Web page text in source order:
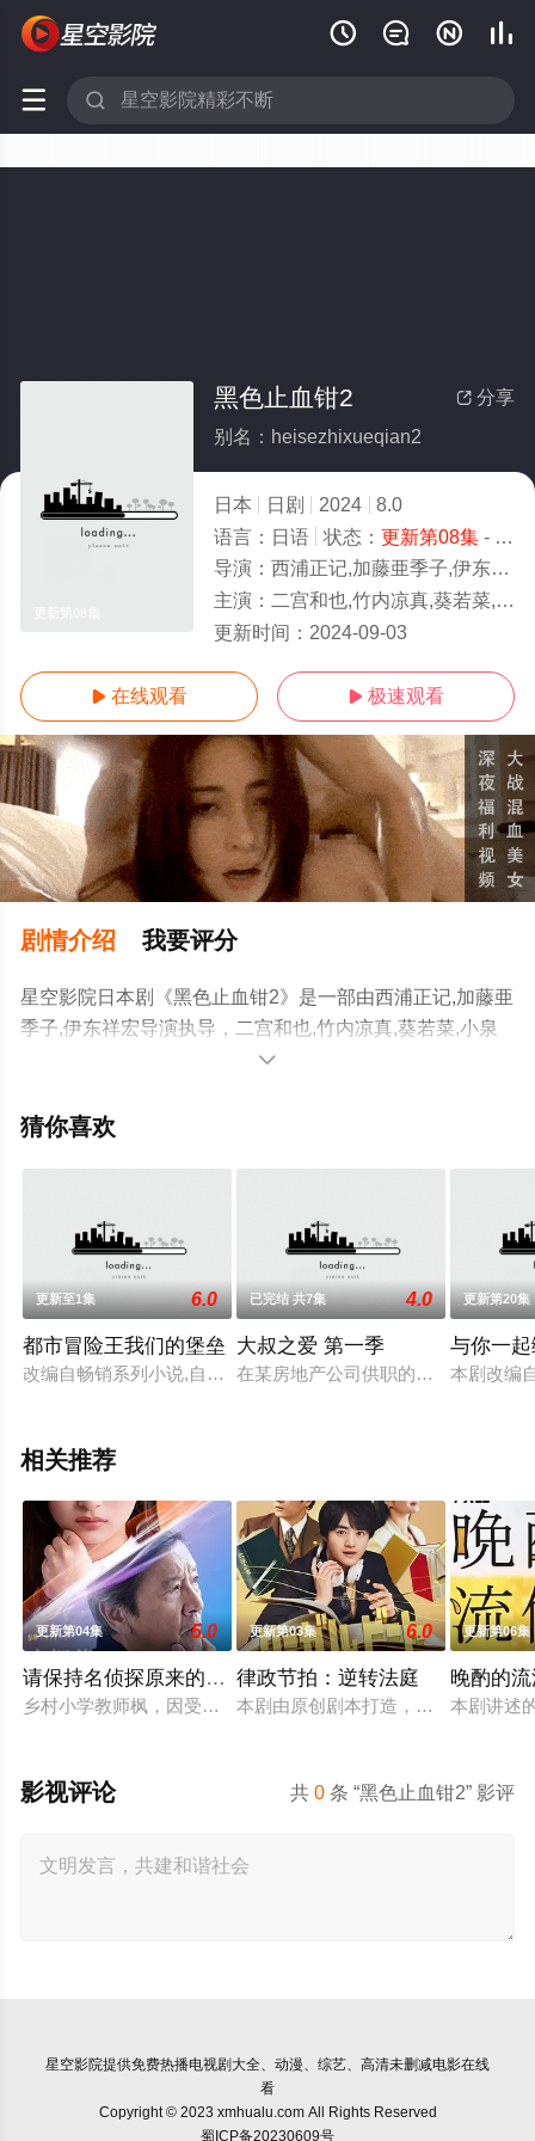
   
 
 分享
黑色止血钳2
别名：heisezhixueqian2
日本 日剧 2024
8.0
语言： 日语 状态： 更新第08集- 免费在线观看
导演： 西浦正记,加藤亜季子,伊东祥宏
主演： 二宫和也,竹内凉真,葵若菜,小泉孝太郎,内野圣阳,桥本哲,神野三铃,内村遥,今野浩喜,森田甘路
更新时间： 2024-09-03
 在线观看  极速观看
剧情介绍 我要评分
星空影院日本剧《黑色止血钳2》是一部由西浦正记,加藤亜
季子,伊东祥宏导演执导，二宫和也,竹内凉真,葵若菜,小泉
孝太郎,内野圣阳,桥本哲,神野三铃,内村遥,今野浩喜,森田甘
浩二,段田安则,趣里,崔智友,堀越丽禾等明星演员精彩演绎

猜你喜欢
更新至1集 6.0
都市冒险王我们的堡垒
改编自畅销系列小说,自称平庸的初中生内藤内人和巨型企业集
已完结 共7集 4.0
大叔之爱 第一季
在某房地产公司供职的业务员春田创
更新第20集
与你一
本剧改编
相关推荐
更新第04集 5.0
请保持名侦探原来的样子
乡村小学教师枫，因受到外祖父的影响，自幼便是坚定的推理
更新第03集 6.0
律政节拍：逆转法庭
本剧由原创剧本打造，是一部法律剧
更新第06集
晚酌的
本剧讲述
共0 条 “黑色止血钳2” 影评
影视评论
星空影院提供免费热播电视剧大全、动漫、综艺、高清未删减电影在线
看
Copyright © 2023 xmhualu.com All Rights Reserved
蜀ICP备20230609号